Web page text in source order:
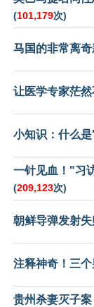
(101,179次)
马国的非常离
让医学专家茫
小知识：什么
一针见血！"习
(209,123次)
朝鲜导弹发射
注释神奇！三
贵州杀妻灭子